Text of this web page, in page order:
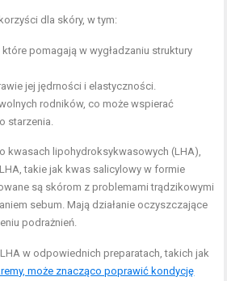
dla skóry, w tym:
pomagają w wygładzaniu struktury
jej jędrności i elastyczności.
rodników, co może wspierać
starzenia.
kwasach lipohydroksykwasowych (LHA),
takie jak kwas salicylowy w formie
są skórom z problemami trądzikowymi
sebum. Mają działanie oczyszczające
podrażnień.
w odpowiednich preparatach, takich jak
może znacząco poprawić kondycję